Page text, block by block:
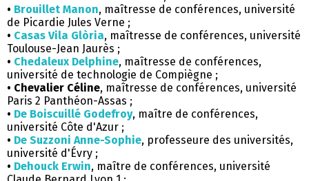
• Brouillet Manon, maîtresse de conférences, université
de Picardie Jules Verne ;
• Casas Vila Glòria, maîtresse de conférences, université
Toulouse-Jean Jaurès ;
• Chedaleux Delphine, maîtresse de conférences,
université de technologie de Compiègne ;
• Chevalier Céline, maîtresse de conférences, université
Paris 2 Panthéon-Assas ;
• De Boiscuillé Godefroy, maître de conférences,
université Côte d'Azur ;
• De Suzzoni Anne-Sophie, professeure des universités,
université d'Évry ;
• Dehouck Erwin, maître de conférences, université